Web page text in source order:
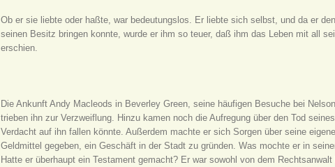
Ob er sie liebte oder haßte, war bedeutungslos. Er liebte sich selbst, und da er
seinen Besitz bringen konnte, wurde er ihm so teuer, daß ihm das Leben mit all
erschien.
Die Ankunft Andy Macleods in Beverley Green, seine häufigen Besuche bei
trieben ihn zur Verzweiflung. Hinzu kamen noch die Aufregung über den Tod
Verdacht auf ihn fallen könnte. Außerdem machte er sich Sorgen über seine
Geldmittel gegeben, ein Geschäft in der Stadt zu gründen. Was mochte er in
Hatte er überhaupt ein Testament gemacht? Er war sowohl von dem